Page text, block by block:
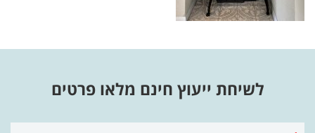
לשיחת ייעוץ חינם מלאו פרטים